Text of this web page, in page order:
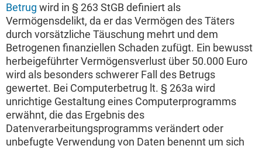
Betrug wird in § 263 StGB definiert als
Vermögensdelikt, da er das Vermögen des Täters
durch vorsätzliche Täuschung mehrt und dem
Betrogenen finanziellen Schaden zufügt. Ein bewusst
herbeigeführter Vermögensverlust über 50.000 Euro
wird als besonders schwerer Fall des Betrugs
gewertet. Bei Computerbetrug lt. § 263a wird
unrichtige Gestaltung eines Computerprogramms
erwähnt, die das Ergebnis des
Datenverarbeitungsprogramms verändert oder
unbefugte Verwendung von Daten benennt um sich